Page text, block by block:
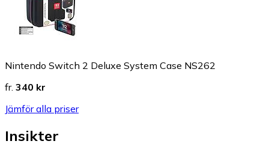
Nintendo Switch 2 Deluxe System Case NS262
fr. 340 kr
Jämför alla priser
Insikter